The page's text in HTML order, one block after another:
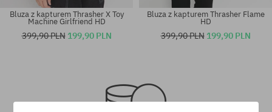
Bluza z kapturem Thrasher X Toy
Machine Girlfriend HD
399,90 PLN 199,90 PLN
Bluza z kapturem Thrasher Flame
HD
399,90 PLN 199,90 PLN